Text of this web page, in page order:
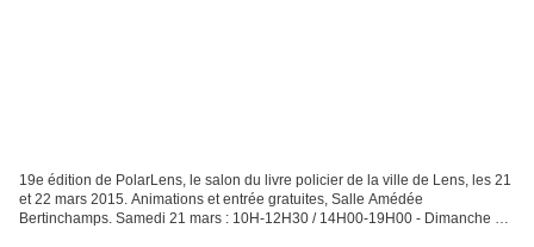
19e édition de PolarLens, le salon du livre policier de la ville de Lens, les 21
et 22 mars 2015. Animations et entrée gratuites, Salle Amédée
Bertinchamps. Samedi 21 mars : 10H-12H30 / 14H00-19H00 - Dimanche 22